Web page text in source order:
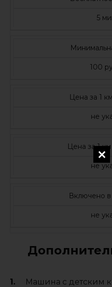
5
100
Цена за 1
не
Цена за 1
не
Включено
не
Машина с детским